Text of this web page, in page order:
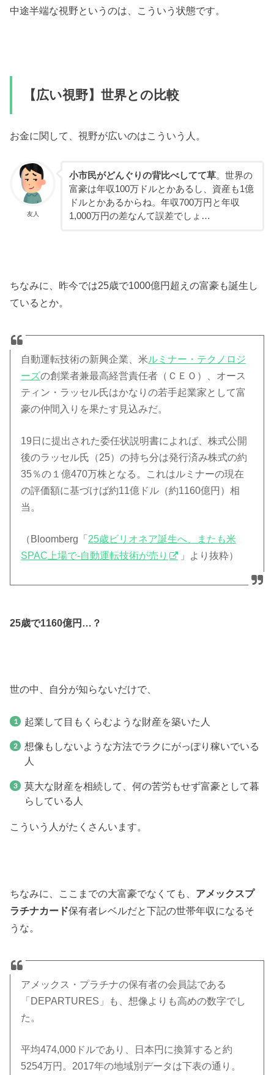
中途半端な視野というのは、こういう状態です。
【広い視野】世界との比較
お金に関して、視野が広いのはこういう人。
友人
小市民がどんぐりの背比べしてて草。世界の
富豪は年収100万ドルとかあるし、資産も1億
ドルとかあるからね。年収700万円と年収
1,000万円の差なんて誤差でしょ…
ちなみに、昨今では25歳で1000億円超えの富豪も誕生し
ているとか。
自動運転技術の新興企業、米ルミナー・テクノロジ
ーズの創業者兼最高経営責任者（ＣＥＯ）、オース
ティン・ラッセル氏はかなりの若手起業家として富
豪の仲間入りを果たす見込みだ。
19日に提出された委任状説明書によれば、株式公開
後のラッセル氏（25）の持ち分は発行済み株式の約
35％の１億470万株となる。これはルミナーの現在
の評価額に基づけば約11億ドル（約1160億円）相
当。
（Bloomberg「 25歳ビリオネア誕生へ、またも米
SPAC上場で-自動運転技術が売り
」より抜粋）
25歳で1160億円…？
世の中、自分が知らないだけで、
起業して目もくらむような財産を築いた人
想像もしないような方法でラクにがっぽり稼いでいる
人
莫大な財産を相続して、何の苦労もせず富豪として暮
らしている人
こういう人がたくさんいます。
ちなみに、ここまでの大富豪でなくても、 アメックスプ
ラチナカード保有者レベルだと下記の世帯年収になるそ
うな。
アメックス・プラチナの保有者の会員誌である
「DEPARTURES」も、想像よりも高めの数字でし
た。
平均474,000ドルであり、日本円に換算すると約
5254万円。2017年の地域別データは下表の通り。